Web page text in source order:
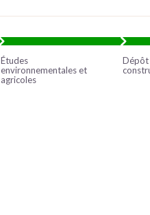
Études
environnementales et
agricoles
Dépôt